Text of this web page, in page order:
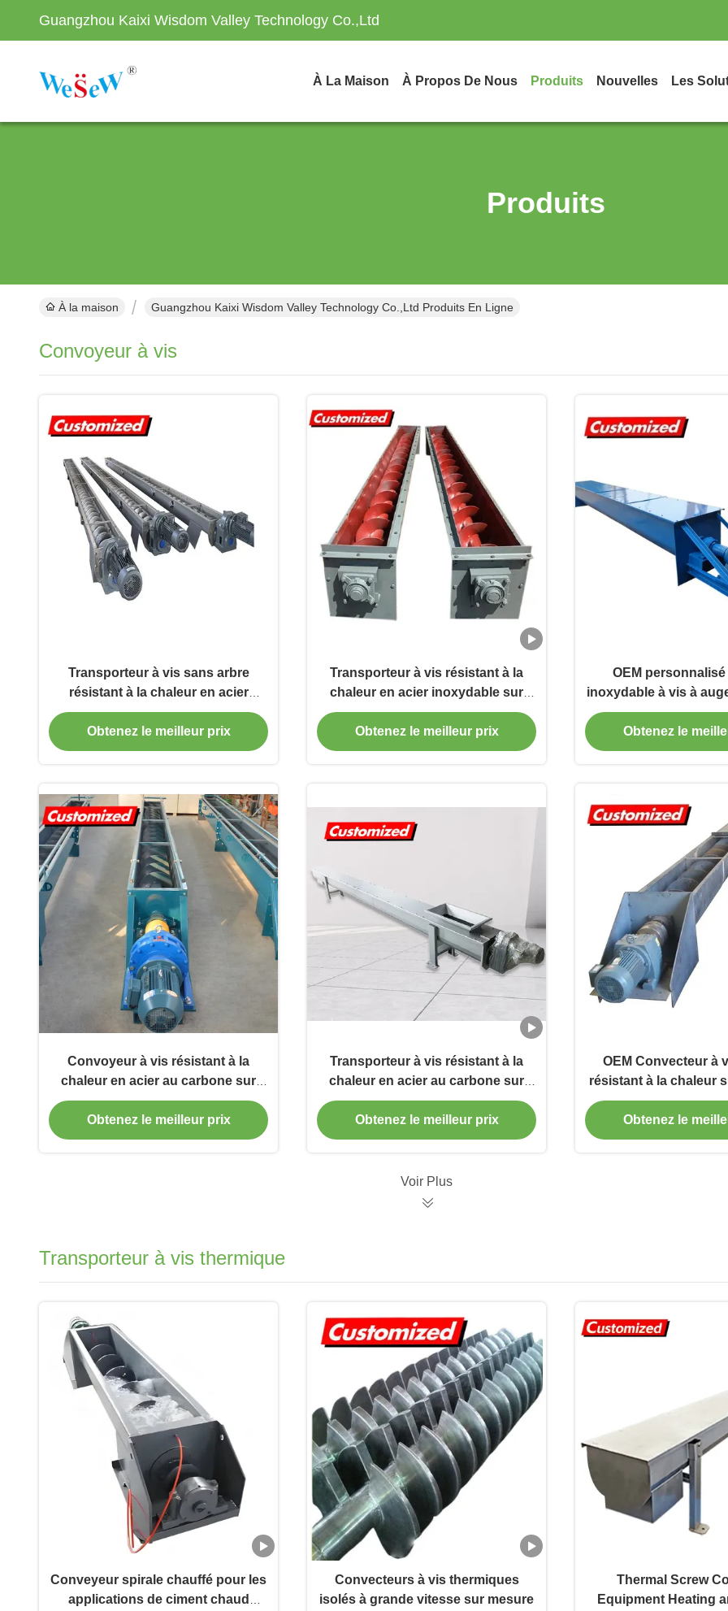
Guangzhou Kaixi Wisdom Valley Technology Co.,Ltd
À La Maison À Propos De Nous Produits Nouvelles Les
Produits
À la maison Guangzhou Kaixi Wisdom Valley Technology Co.,Ltd Produits En Ligne
Convoyeur à vis
Transporteur à vis sans arbre
résistant à la chaleur en acier
inoxydable industriel avec
conception personnalisée
Obtenez le meilleur prix
Transporteur à vis résistant à la
chaleur en acier inoxydable sur
mesure pour poudre et ciment
industriels
Obtenez le meilleur prix
OEM
inoxydable à vis à
la chaleur convoyeur
spirale
Obtenez le
Convoyeur à vis résistant à la
chaleur en acier au carbone sur
mesure pour les applications
industrielles
Obtenez le meilleur prix
Transporteur à vis résistant à la
chaleur en acier au carbone sur
mesure pour la manutention des
matériaux
Obtenez le meilleur prix
OEM Convecteur à
résistant à la chaleur
haut rendement
personnalisée
applications
Obtenez le
Voir Plus
Transporteur à vis thermique
Conveyeur spirale chauffé pour les
applications de ciment chaud
Convecteurs à vis thermiques
isolés à grande vitesse sur mesure
Thermal Screw
Equipment Heating